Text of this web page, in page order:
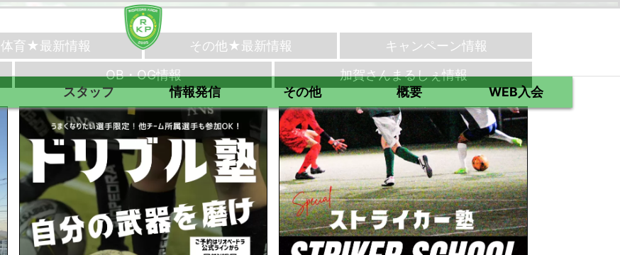
スタッフ 情報発信 その他 概要 WEB入会
体育★最新情報 その他★最新情報
キャンペーン情報
OB・OG情報 加賀さんまるしぇ情報